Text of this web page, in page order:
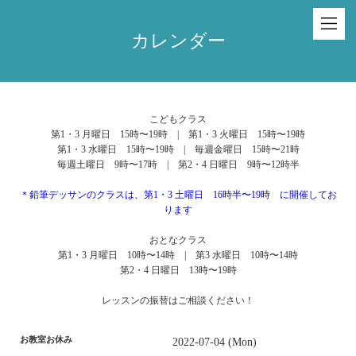
カレンダー
こどもクラス
第1・3 月曜日 15時〜19時 | 第1・3 火曜日 15時〜19時
第1・3 水曜日 15時〜19時 | 毎週金曜日 15時〜21時
毎週土曜日 9時〜17時 | 第2・4 日曜日 9時〜12時半
＊鉛筆デッサンのクラスは、第1・3 土曜日 16時半〜19時 に開催してお
ります
おとなクラス
第1・3 月曜日 10時〜14時 | 第3 水曜日 10時〜14時
第2・4 日曜日 13時〜19時
レッスンの振替はご相談ください！
お教室お休み 2022-07-04 (Mon)